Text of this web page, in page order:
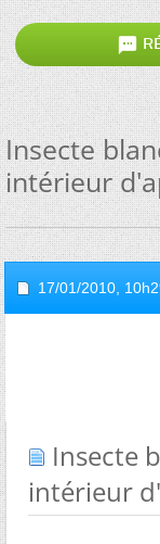

Insecte
intérieur
17/01/2010,
Insecte
intérieur